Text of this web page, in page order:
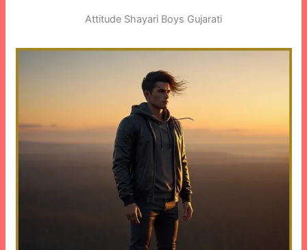
Attitude Shayari Boys Gujarati